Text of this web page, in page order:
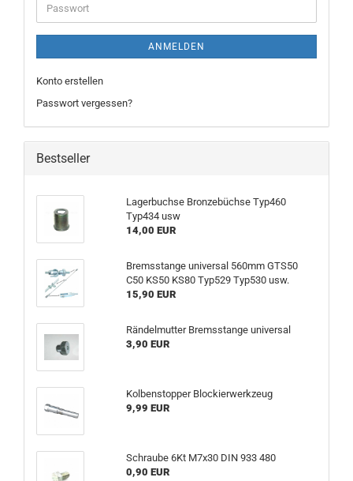
Passwort
ANMELDEN
Konto erstellen
Passwort vergessen?
Bestseller
Lagerbuchse Bronzebüchse Typ460
Typ434 usw
14,00 EUR
Bremsstange universal 560mm GTS50
C50 KS50 KS80 Typ529 Typ530 usw.
15,90 EUR
Rändelmutter Bremsstange universal
3,90 EUR
Kolbenstopper Blockierwerkzeug
9,99 EUR
Schraube 6Kt M7x30 DIN 933 480
0,90 EUR